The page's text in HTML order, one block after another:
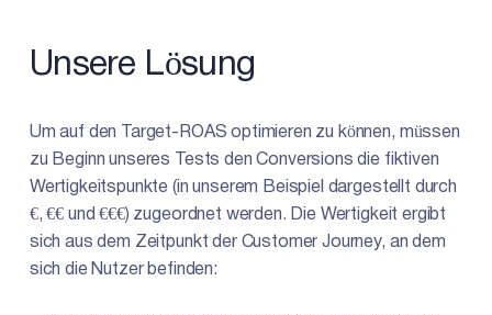
Unsere Lösung
Um auf den Target-ROAS optimieren zu können, müssen
zu Beginn unseres Tests den Conversions die fiktiven
Wertigkeitspunkte (in unserem Beispiel dargestellt durch
€, €€ und €€€) zugeordnet werden. Die Wertigkeit ergibt
sich aus dem Zeitpunkt der Customer Journey, an dem
sich die Nutzer befinden: